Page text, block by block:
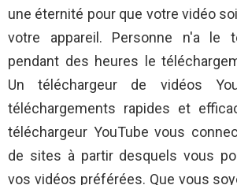
une éternité pour que votre vidéo
votre appareil. Personne n'a le
pendant des heures le
Un téléchargeur de vidéos
téléchargements rapides et
téléchargeur YouTube vous
de sites à partir desquels vous
vos vidéos préférées. Que vous